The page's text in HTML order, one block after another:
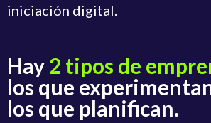
iniciación digital.
Hay2 tipos de
los que
los que planifican.